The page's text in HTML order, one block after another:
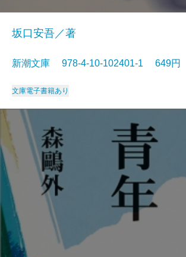
坂口安吾／著
新潮文庫 978-4-10-102401-1 649円
文庫電子書籍あり